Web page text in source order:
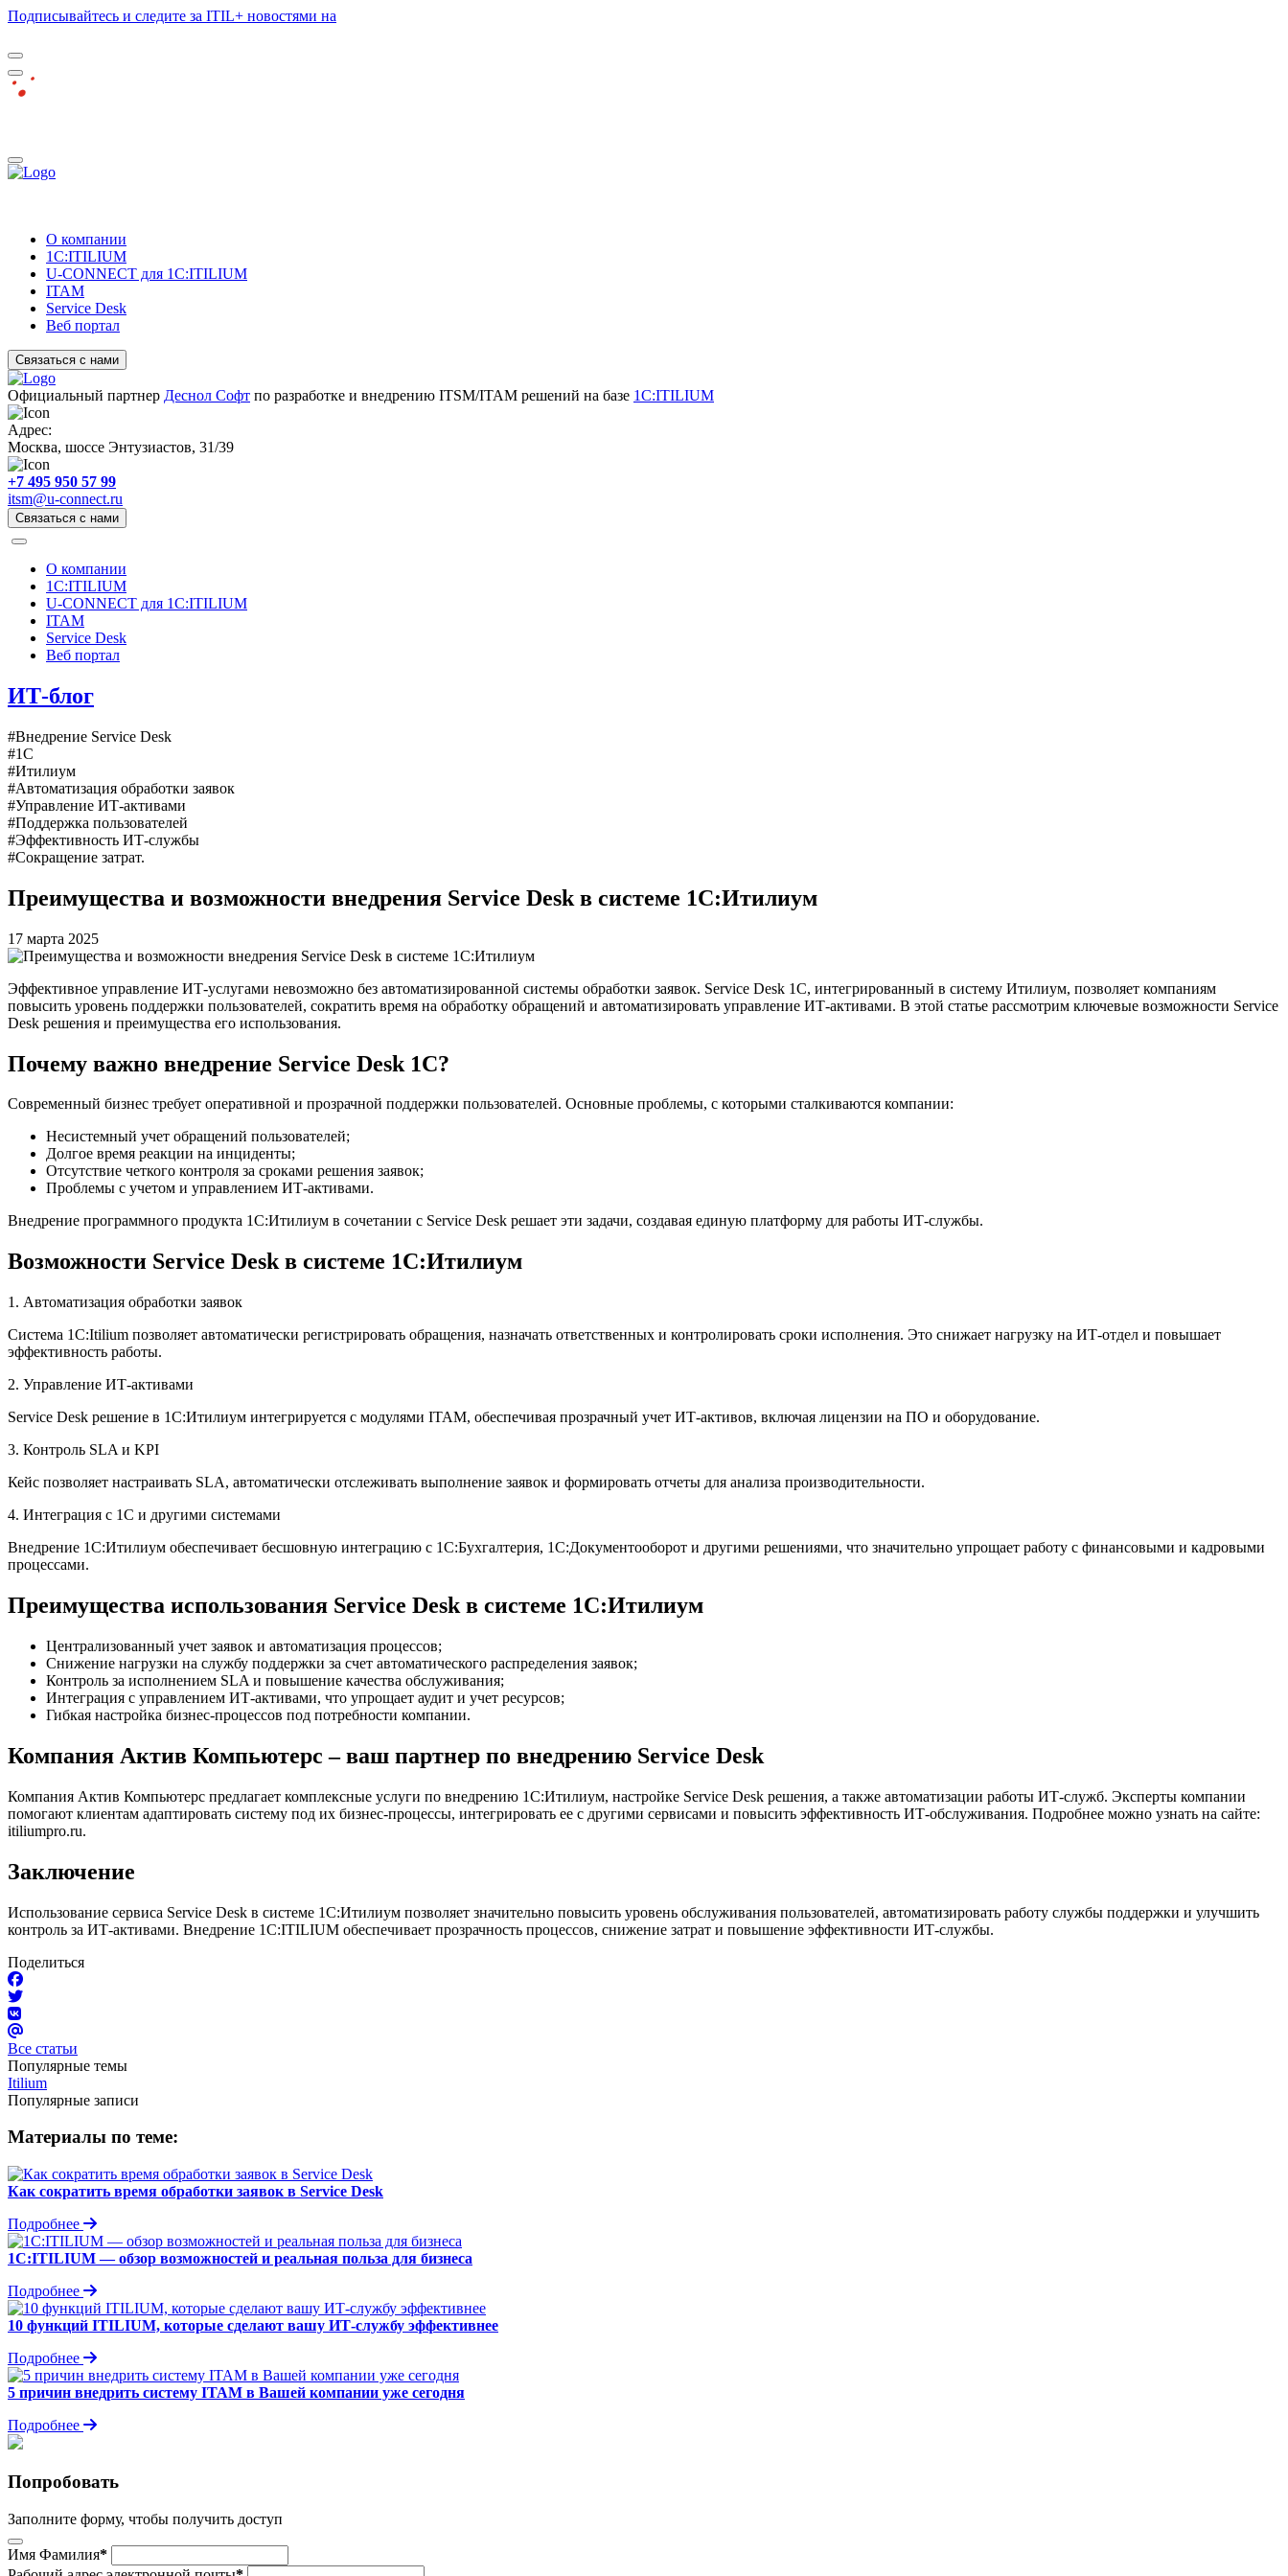
Подписывайтесь и следите за ITIL+ новостями на
О компании
1C:ITILIUM
U-CONNECT для 1С:ITILIUM
ITAM
Service Desk
Веб портал
Связаться с нами
Официальный партнер Деснол Софт по разработке и внедрению ITSM/ITAM решений на базе 1С:ITILIUM
Адрес:
Москва, шоссе Энтузиастов, 31/39
+7 495 950 57 99
itsm@u-connect.ru
Связаться с нами
О компании
1C:ITILIUM
U-CONNECT для 1С:ITILIUM
ITAM
Service Desk
Веб портал
ИТ-блог
#Внедрение Service Desk
#1С
#Итилиум
#Автоматизация обработки заявок
#Управление ИТ-активами
#Поддержка пользователей
#Эффективность ИТ-службы
#Сокращение затрат.
Преимущества и возможности внедрения Service Desk в системе 1С:Итилиум
17 марта 2025
Эффективное управление ИТ-услугами невозможно без автоматизированной системы обработки заявок. Service Desk 1C, интегрированный в систему Итилиум, позволяет компаниям
повысить уровень поддержки пользователей, сократить время на обработку обращений и автоматизировать управление ИТ-активами. В этой статье рассмотрим ключевые возможности Service
Desk решения и преимущества его использования.
Почему важно внедрение Service Desk 1C?
Современный бизнес требует оперативной и прозрачной поддержки пользователей. Основные проблемы, с которыми сталкиваются компании:
Несистемный учет обращений пользователей;
Долгое время реакции на инциденты;
Отсутствие четкого контроля за сроками решения заявок;
Проблемы с учетом и управлением ИТ-активами.
Внедрение программного продукта 1С:Итилиум в сочетании с Service Desk решает эти задачи, создавая единую платформу для работы ИТ-службы.
Возможности Service Desk в системе 1С:Итилиум
1. Автоматизация обработки заявок
Система 1C:Itilium позволяет автоматически регистрировать обращения, назначать ответственных и контролировать сроки исполнения. Это снижает нагрузку на ИТ-отдел и повышает
эффективность работы.
2. Управление ИТ-активами
Service Desk решение в 1С:Итилиум интегрируется с модулями ITAM, обеспечивая прозрачный учет ИТ-активов, включая лицензии на ПО и оборудование.
3. Контроль SLA и KPI
Кейс позволяет настраивать SLA, автоматически отслеживать выполнение заявок и формировать отчеты для анализа производительности.
4. Интеграция с 1С и другими системами
Внедрение 1С:Итилиум обеспечивает бесшовную интеграцию с 1С:Бухгалтерия, 1С:Документооборот и другими решениями, что значительно упрощает работу с финансовыми и кадровыми
процессами.
Преимущества использования Service Desk в системе 1С:Итилиум
Централизованный учет заявок и автоматизация процессов;
Снижение нагрузки на службу поддержки за счет автоматического распределения заявок;
Контроль за исполнением SLA и повышение качества обслуживания;
Интеграция с управлением ИТ-активами, что упрощает аудит и учет ресурсов;
Гибкая настройка бизнес-процессов под потребности компании.
Компания Актив Компьютерс – ваш партнер по внедрению Service Desk
Компания Актив Компьютерс предлагает комплексные услуги по внедрению 1С:Итилиум, настройке Service Desk решения, а также автоматизации работы ИТ-служб. Эксперты компании
помогают клиентам адаптировать систему под их бизнес-процессы, интегрировать ее с другими сервисами и повысить эффективность ИТ-обслуживания. Подробнее можно узнать на сайте:
itiliumpro.ru.
Заключение
Использование сервиса Service Desk в системе 1С:Итилиум позволяет значительно повысить уровень обслуживания пользователей, автоматизировать работу службы поддержки и улучшить
контроль за ИТ-активами. Внедрение 1C:ITILIUM обеспечивает прозрачность процессов, снижение затрат и повышение эффективности ИТ-службы.
Поделиться
Все статьи
Популярные темы
Itilium
Популярные записи
Материалы по теме:
Как сократить время обработки заявок в Service Desk
Подробнее
1С:ITILIUM — обзор возможностей и реальная польза для бизнеса
Подробнее
10 функций ITILIUM, которые сделают вашу ИТ-службу эффективнее
Подробнее
5 причин внедрить систему ITAM в Вашей компании уже сегодня
Подробнее
Попробовать
Заполните форму, чтобы получить доступ
Имя Фамилия*